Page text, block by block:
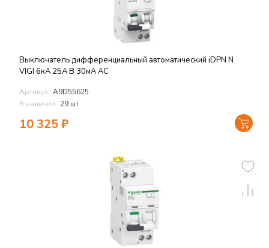
Выключатель дифференциальный автоматический iDPN N
VIGI 6кА 25A B 30мА AC
Артикул: A9D55625
В наличии: 29 шт
10 325₽